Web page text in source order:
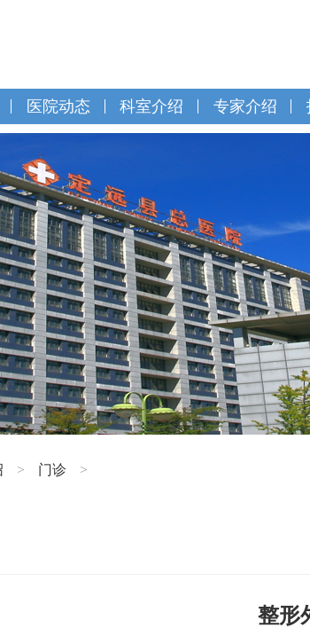
医院动态 科室介绍 专家介绍
> 门诊 >
整形